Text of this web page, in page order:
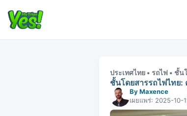
ประเทศไทย • รถไฟ • ชั้น
ชั้นโดยสารรถไฟไทย
By Maxence
เผยแพร่: 2025-10-